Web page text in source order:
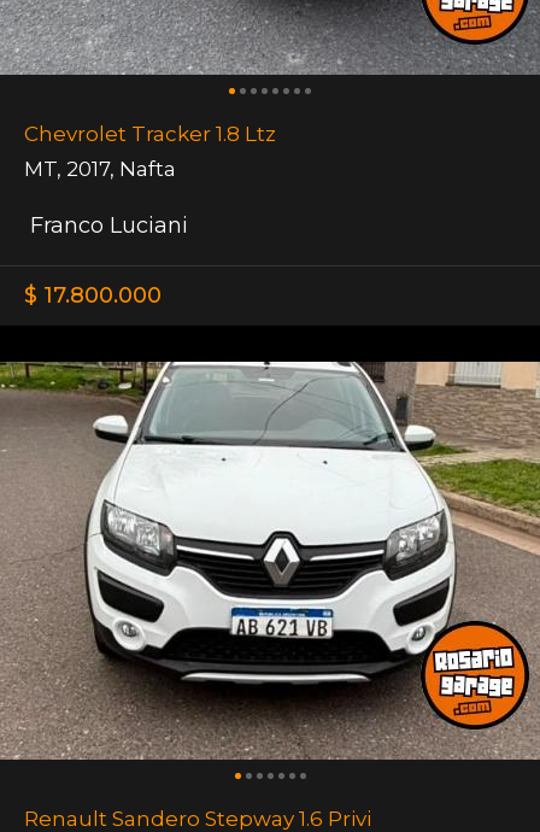
Chevrolet Tracker 1.8 Ltz
MT, 2017, Nafta
Franco Luciani
$ 17.800.000
Renault Sandero Stepway 1.6 Privi